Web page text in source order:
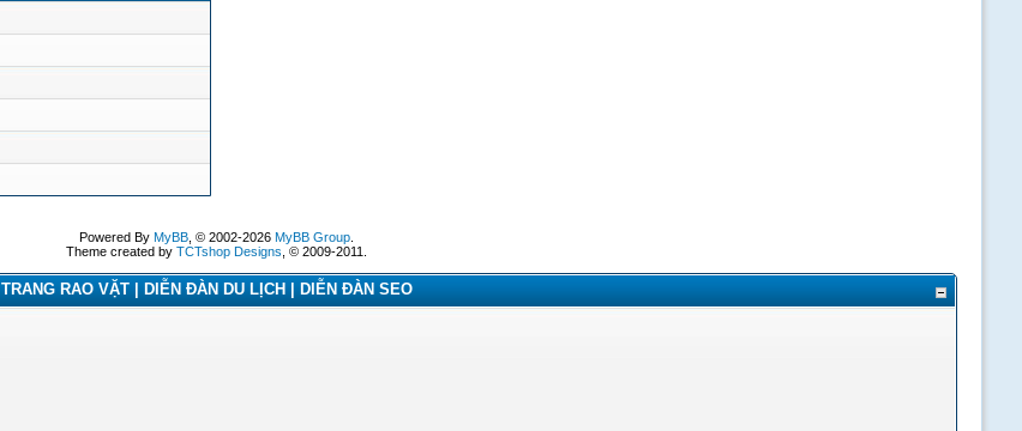
Powered By MyBB, © 2002-2026 MyBB Group.
Theme created by TCTshop Designs , © 2009-2011.
TRANG RAO VẶT | DIỄN ĐÀN DU LỊCH | DIỄN ĐÀN SEO